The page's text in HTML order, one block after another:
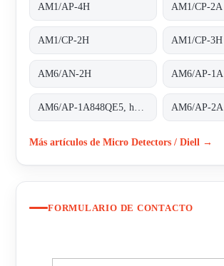
AM1/AP-4H AM1/CP-2A
AM1/CP-2H AM1/CP-3H
AM6/AN-2H AM6/AP-1A
AM6/AP-1A848QE5, housing completely threaded AM6/AP-2A
Más artículos de Micro Detectors / Diell →
FORMULARIO DE CONTACTO